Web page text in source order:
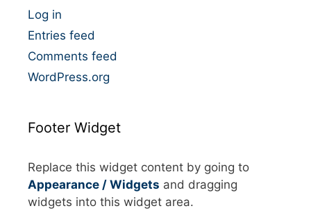
e
s
Log in
Entries feed
Comments feed
WordPress.org
Footer Widget
Replace this widget content by going to
Appearance / Widgets and dragging
widgets into this widget area.